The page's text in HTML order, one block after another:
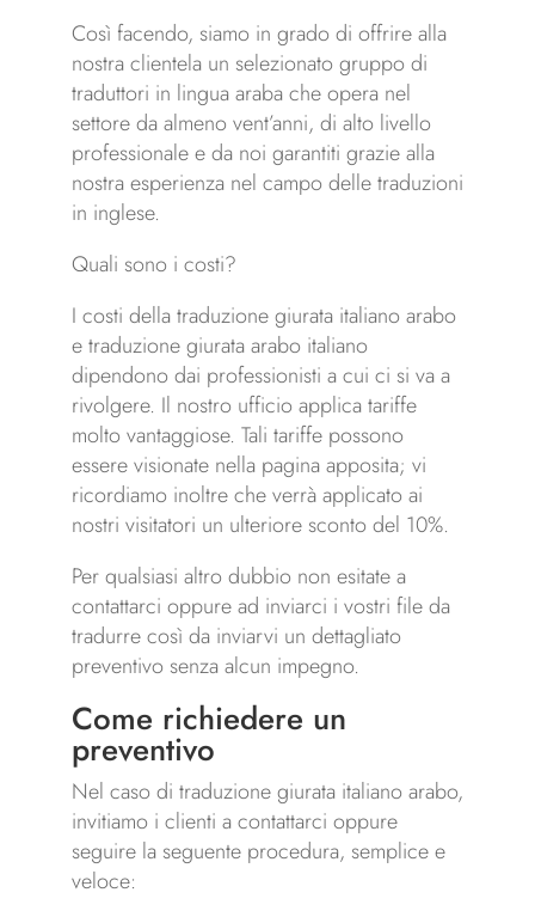
Così facendo, siamo in grado di offrire alla
nostra clientela un selezionato gruppo di
traduttori in lingua araba che opera nel
settore da almeno vent’anni, di alto livello
professionale e da noi garantiti grazie alla
nostra esperienza nel campo delle traduzioni
in inglese.
Quali sono i costi?
I costi della traduzione giurata italiano arabo
e traduzione giurata arabo italiano
dipendono dai professionisti a cui ci si va a
rivolgere. Il nostro ufficio applica tariffe
molto vantaggiose. Tali tariffe possono
essere visionate nella pagina apposita; vi
ricordiamo inoltre che verrà applicato ai
nostri visitatori un ulteriore sconto del 10%.
Per qualsiasi altro dubbio non esitate a
contattarci oppure ad inviarci i vostri file da
tradurre così da inviarvi un dettagliato
preventivo senza alcun impegno.
Come richiedere un
preventivo
Nel caso di traduzione giurata italiano arabo,
invitiamo i clienti a contattarci oppure
seguire la seguente procedura, semplice e
veloce: